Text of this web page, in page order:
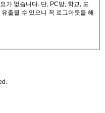
가 없습니다. 단, PC방, 학교, 도
출될 수 있으니 꼭 로그아웃을 해